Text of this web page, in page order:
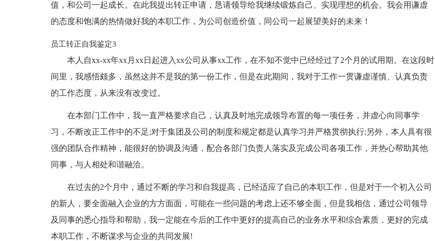
值，和公司一起成长。在此我提出转正申请，恳请领导给我继续锻炼自己、实现理想的机会。我会用谦虚
的态度和饱满的热情做好我的本职工作，为公司创造价值，同公司一起展望美好的未来！
员工转正自我鉴定3
本人自xx-xx年xx月xx日起进入xx公司从事xx工作，在不知不觉中已经经过了2个月的试用期。在这段时
间里，我感悟颇多，虽然这并不是我的第一份工作，但是在此期间，我对于工作一贯谦虚谨慎、认真负责
的工作态度，从来没有改变过。
在本部门工作中，我一直严格要求自己，认真及时地完成领导布置的每一项任务，并虚心向同事学
习，不断改正工作中的不足;对于集团及公司的制度和规定都是认真学习并严格贯彻执行;另外，本人具有很
强的团队合作精神，能很好的协调及沟通，配合各部门负责人落实及完成公司各项工作，并热心帮助其他
同事，与人相处和谐融洽。
在过去的2个月中，通过不断的学习和自我提高，已经适应了自己的本职工作，但是对于一个初入公司
的新人，要全面融入企业的方方面面，可能在一些问题的考虑上还不够全面，但是我相信，通过公司领导
及同事的悉心指导和帮助，我一定能在今后的工作中更好的提高自己的业务水平和综合素质，更好的完成
本职工作，不断谋求与企业的共同发展!